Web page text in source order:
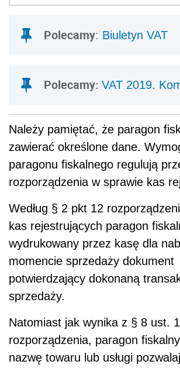
Polecamy: Biuletyn VAT
Polecamy: VAT 2019.
Należy pamiętać, że paragon
zawierać określone dane.
paragonu fiskalnego regulują
rozporządzenia w sprawie kas
Według § 2 pkt 12
kas rejestrujących paragon
wydrukowany przez kasę dla
momencie sprzedaży dokument
potwierdzający dokonaną
sprzedaży.
Natomiast jak wynika z § 8 ust.
rozporządzenia, paragon
nazwę towaru lub usługi